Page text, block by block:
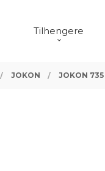
Tilhengere
JOKON JOKON 735